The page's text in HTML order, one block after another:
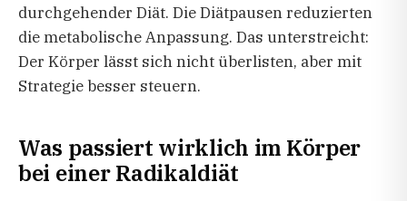
durchgehender Diät. Die Diätpausen reduzierten
die metabolische Anpassung. Das unterstreicht:
Der Körper lässt sich nicht überlisten, aber mit
Strategie besser steuern.
Was passiert wirklich im Körper
bei einer Radikaldiät